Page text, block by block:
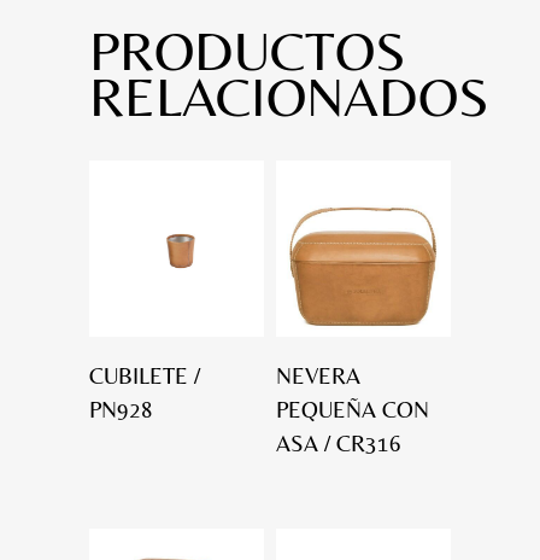
PRODUCTOS
RELACIONADOS
CUBILETE /
PN928
NEVERA
PEQUEÑA CON
ASA / CR316